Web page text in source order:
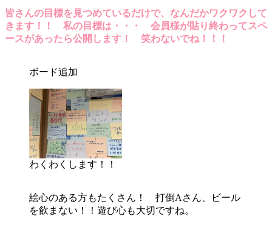
皆さんの目標を見つめているだけで、なんだかワクワクして
きます！！ 私の目標は・・・ 会員様が貼り終わってスペ
ースがあったら公開します！ 笑わないでね！！！
ボード追加
わくわくします！！
絵心のある方もたくさん！ 打倒Aさん、ビール
を飲まない！！遊び心も大切ですね。